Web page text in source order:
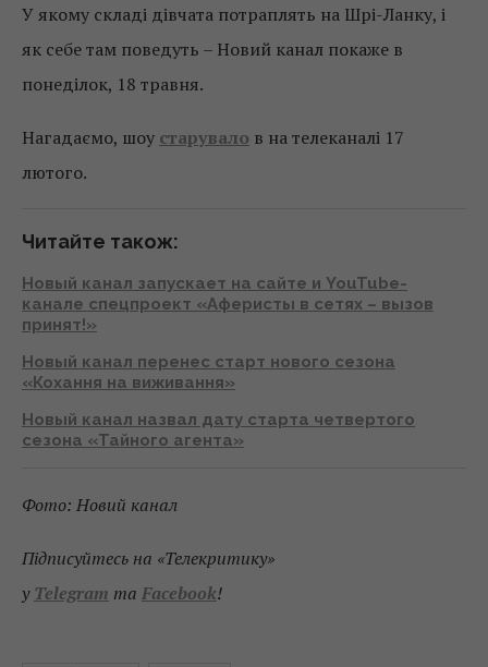
У якому складі дівчата потраплять на Шрі-Ланку, і
як себе там поведуть – Новий канал покаже в
понеділок, 18 травня.
Нагадаємо, шоу старувало в на телеканалі 17
лютого.
Читайте також:
Новый канал запускает на сайте и YouTube-
канале спецпроект «Аферисты в сетях – вызов
принят!»
Новый канал перенес старт нового сезона
«Кохання на виживання»
Новый канал назвал дату старта четвертого
сезона «Тайного агента»
Фото: Новий канал
Підписуйтесь на «Телекритику»
у Telegram та Facebook!